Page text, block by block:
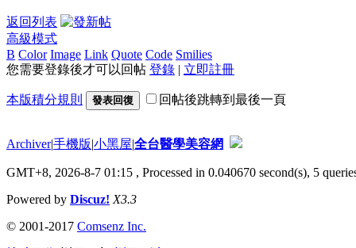
返回列表
高級模式
B Color Image Link Quote Code Smilies
您需要登錄後才可以回帖 登錄 | 立即註冊
本版積分規則 發表回復 回帖後跳轉到最後一頁
Archiver|手機版|小黑屋|全台醫學美容網
GMT+8, 2026-8-7 01:15 , Processed in 0.040670 second(s), 5
Powered by Discuz! X3.3
© 2001-2017 Comsenz Inc.